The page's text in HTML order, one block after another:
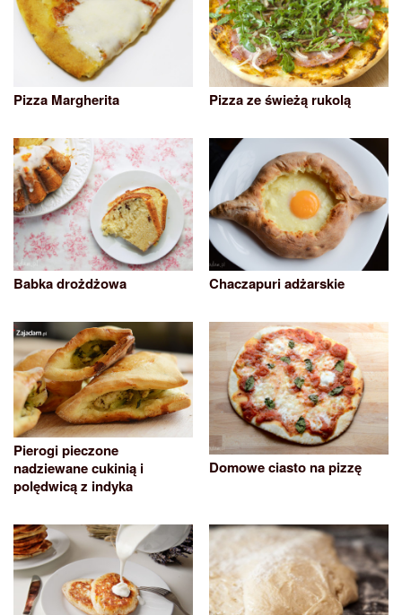
Pizza Margherita Pizza ze świeżą rukolą
Babka drożdżowa Chaczapuri adżarskie
Pierogi pieczone
nadziewane cukinią i
polędwicą z indyka
Domowe ciasto na pizzę